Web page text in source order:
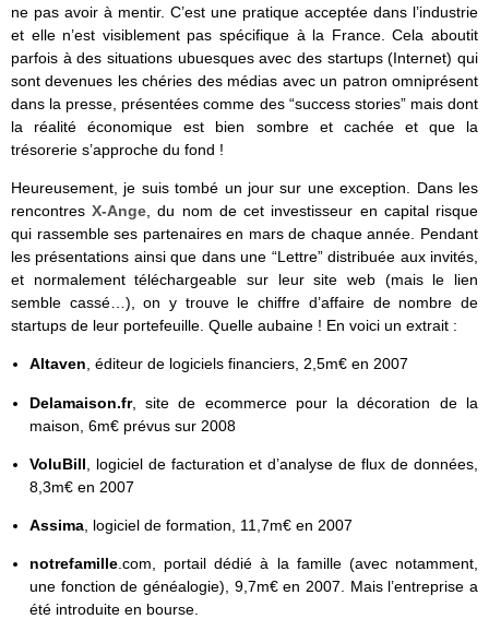
ne pas avoir à mentir. C’est une pratique acceptée dans l’industrie
et elle n’est visiblement pas spécifique à la France. Cela aboutit
parfois à des situations ubuesques avec des startups (Internet) qui
sont devenues les chéries des médias avec un patron omniprésent
dans la presse, présentées comme des “success stories” mais dont
la réalité économique est bien sombre et cachée et que la
trésorerie s’approche du fond !
Heureusement, je suis tombé un jour sur une exception. Dans les
rencontresX-Ange, du nom de cet investisseur en capital risque
qui rassemble ses partenaires en mars de chaque année. Pendant
les présentations ainsi que dans une “Lettre” distribuée aux invités,
et normalement téléchargeable sur leur site web (mais le lien
semble cassé…), on y trouve le chiffre d’affaire de nombre de
startups de leur portefeuille. Quelle aubaine ! En voici un extrait :
Altaven, éditeur de logiciels financiers, 2,5m€ en 2007
Delamaison.fr, site de ecommerce pour la décoration de la
maison, 6m€ prévus sur 2008
VoluBill , logiciel de facturation et d’analyse de flux de données,
8,3m€ en 2007
Assima, logiciel de formation, 11,7m€ en 2007
notrefamille.com, portail dédié à la famille (avec notamment,
une fonction de généalogie), 9,7m€ en 2007. Mais l’entreprise a
été introduite en bourse.